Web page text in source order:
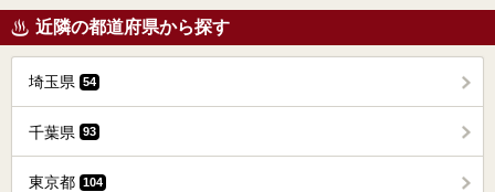
近隣の都道府県から探す
埼玉県 54
千葉県 93
東京都 104